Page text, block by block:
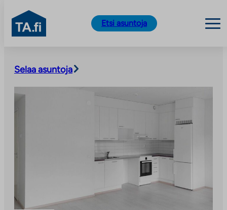
sisältöön
TA.fi
Etsi asuntoja
Selaa asuntoja